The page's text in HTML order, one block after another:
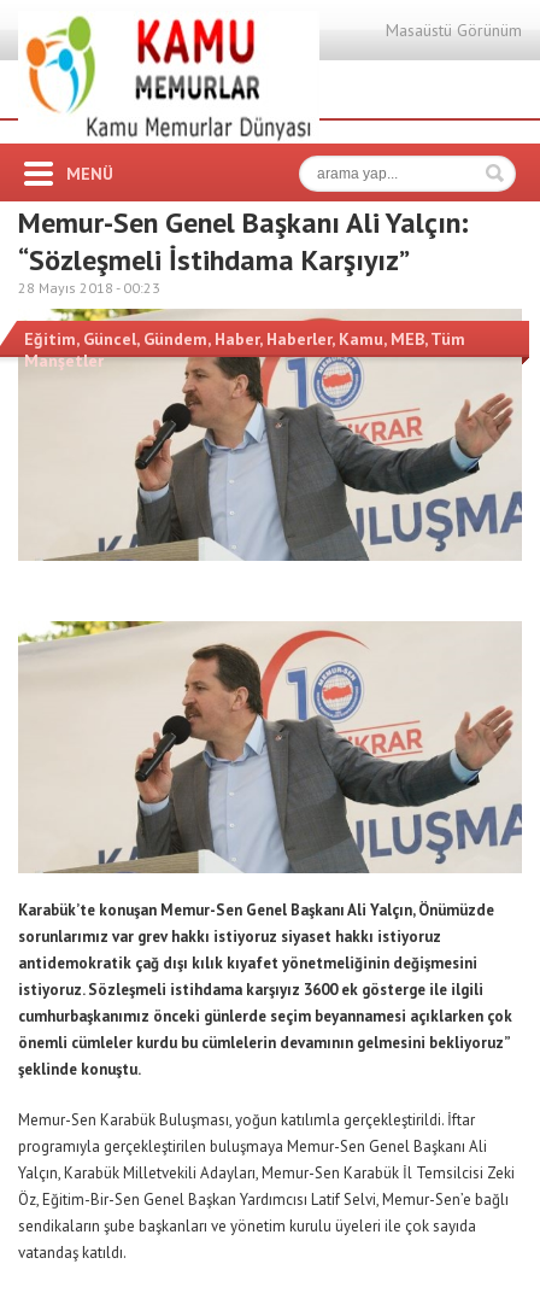
Masaüstü Görünüm
MENÜ
Memur-Sen Genel Başkanı Ali Yalçın:
“Sözleşmeli İstihdama Karşıyız”
28 Mayıs 2018 - 00:23
Eğitim, Güncel, Gündem, Haber, Haberler, Kamu, MEB,Tüm
Manşetler
Karabük’te konuşan Memur-Sen Genel Başkanı Ali Yalçın, Önümüzde
sorunlarımız var grev hakkı istiyoruz siyaset hakkı istiyoruz
antidemokratik çağ dışı kılık kıyafet yönetmeliğinin değişmesini
istiyoruz. Sözleşmeli istihdama karşıyız 3600 ek gösterge ile ilgili
cumhurbaşkanımız önceki günlerde seçim beyannamesi açıklarken çok
önemli cümleler kurdu bu cümlelerin devamının gelmesini bekliyoruz”
şeklinde konuştu.
Memur-Sen Karabük Buluşması, yoğun katılımla gerçekleştirildi. İftar
programıyla gerçekleştirilen buluşmaya Memur-Sen Genel Başkanı Ali
Yalçın, Karabük Milletvekili Adayları, Memur-Sen Karabük İl Temsilcisi Zeki
Öz, Eğitim-Bir-Sen Genel Başkan Yardımcısı Latif Selvi, Memur-Sen’e bağlı
sendikaların şube başkanları ve yönetim kurulu üyeleri ile çok sayıda
vatandaş katıldı.